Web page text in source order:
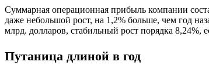
Суммарная операционная прибыль компании
даже небольшой рост, на 1,2% больше, чем год
млрд. долларов, стабильный рост порядка
Путаница длиной в год